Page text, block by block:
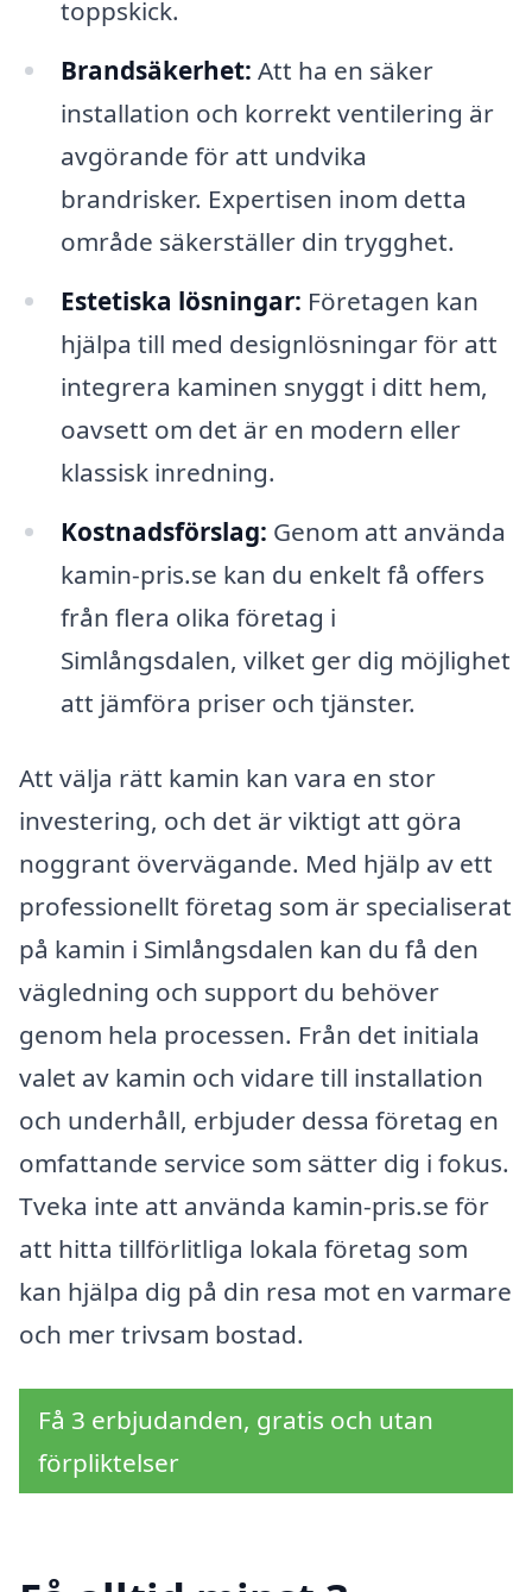
toppskick.
Brandsäkerhet: Att ha en säker
installation och korrekt ventilering är
avgörande för att undvika
brandrisker. Expertisen inom detta
område säkerställer din trygghet.
Estetiska lösningar: Företagen kan
hjälpa till med designlösningar för att
integrera kaminen snyggt i ditt hem,
oavsett om det är en modern eller
klassisk inredning.
Kostnadsförslag: Genom att använda
kamin-pris.se kan du enkelt få offers
från flera olika företag i
Simlångsdalen, vilket ger dig möjlighet
att jämföra priser och tjänster.
Att välja rätt kamin kan vara en stor
investering, och det är viktigt att göra
noggrant övervägande. Med hjälp av ett
professionellt företag som är specialiserat
på kamin i Simlångsdalen kan du få den
vägledning och support du behöver
genom hela processen. Från det initiala
valet av kamin och vidare till installation
och underhåll, erbjuder dessa företag en
omfattande service som sätter dig i fokus.
Tveka inte att använda kamin-pris.se för
att hitta tillförlitliga lokala företag som
kan hjälpa dig på din resa mot en varmare
och mer trivsam bostad.
Få 3 erbjudanden, gratis och utan
förpliktelser